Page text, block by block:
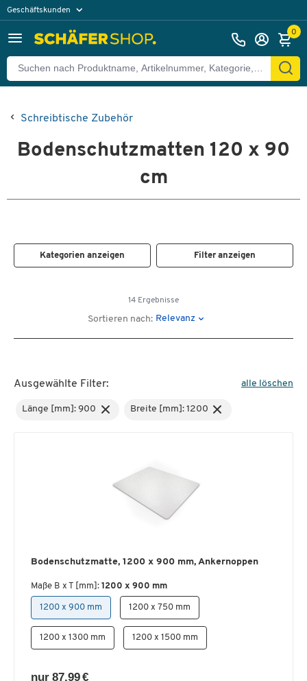
Geschäftskunden
0
Schreibtische Zubehör
Bodenschutzmatten 120 x 90
cm
Kategorien anzeigen Filter anzeigen
14 Ergebnisse
Sortieren nach: Relevanz
Ausgewählte Filter: alle löschen
Länge [mm]: 900 Breite [mm]: 1200
Bodenschutzmatte, 1200 x 900 mm, Ankernoppen
Maße B x T [mm]: 1200 x 900 mm
1200 x 900 mm 1200 x 750 mm
1200 x 1300 mm 1200 x 1500 mm
nur 87,99 €